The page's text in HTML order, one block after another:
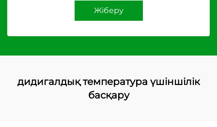
Жіберу
дидигалдық температура үшіншілік
басқару